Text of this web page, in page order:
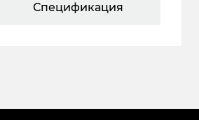
Спецификация